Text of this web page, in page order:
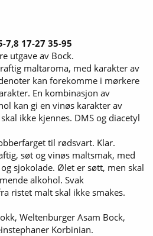
7,8 17-27 35-95
utgave av Bock.
maltaroma, med karakter av
kan forekomme i mørkere
En kombinasjon av
kan gi en vinøs karakter av
ikke kjennes. DMS og diacetyl
til rødsvart. Klar.
søt og vinøs maltsmak, med
sjokolade. Ølet er søtt, men skal
alkohol. Svak
ristet malt skal ikke smakes.
Weltenburger Asam Bock,
Korbinian.